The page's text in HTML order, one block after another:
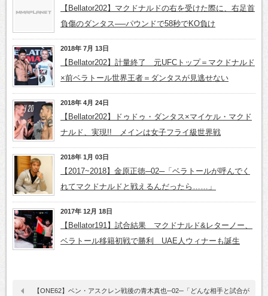
【Bellator202】マクドナルドの右を受けた際に、右足首
負傷のダンタス──パウンドで58秒でKO負け
2018年 7月 13日
【Bellator202】計量終了 元UFCトップ＝マクドナルド
×前ベラトール世界王者＝ダンタスが見逃せない
2018年 4月 24日
【Bellator202】ドゥドゥ・ダンタス×マイケル・マクド
ナルド、実現!! メインは女子フライ級世界戦
2018年 1月 03日
【2017~2018】金原正徳─02─「ベラトールが呼んでく
れてマクドナルドと戦えるんだったら……」
2017年 12月 18日
【Bellator191】試合結果 マクドナルド&レターノー、
ベラトール移籍初戦で勝利 UAE人ウィナーも誕生
【ONE62】ベン・アスクレン戦後の青木真也─02─「どんな相手と試合が